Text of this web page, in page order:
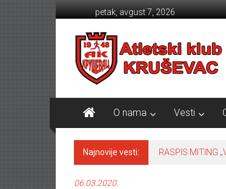
petak, avgust 7, 2026
Atletski klub
O nama Vesti
Najnovije vesti: RASPIS MITING
06.03.2020.